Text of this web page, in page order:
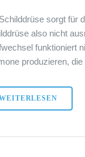
sorgt für
also nicht
funktioniert
produzieren,